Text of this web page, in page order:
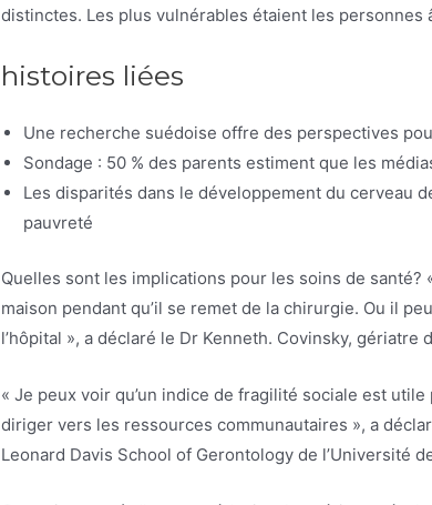
distinctes. Les plus vulnérables étaient les personnes
histoires liées
Une recherche suédoise offre des perspectives
Sondage : 50 % des parents estiment que les
Les disparités dans le développement du cerveau
pauvreté
Quelles sont les implications pour les soins de santé?
maison pendant qu’il se remet de la chirurgie. Ou il
l’hôpital », a déclaré le Dr Kenneth. Covinsky,
« Je peux voir qu’un indice de fragilité sociale est
diriger vers les ressources communautaires », a
Leonard Davis School of Gerontology de l’Université